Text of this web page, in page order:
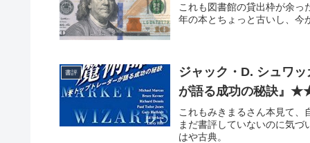
これも図書館の貸出枠が余
年の本とちょっと古いし、今
書評
ジャック・D. シュワ
が語る成功の秘訣
これもみきまるさん本見て
まだ書評していないのに気
はや古典。